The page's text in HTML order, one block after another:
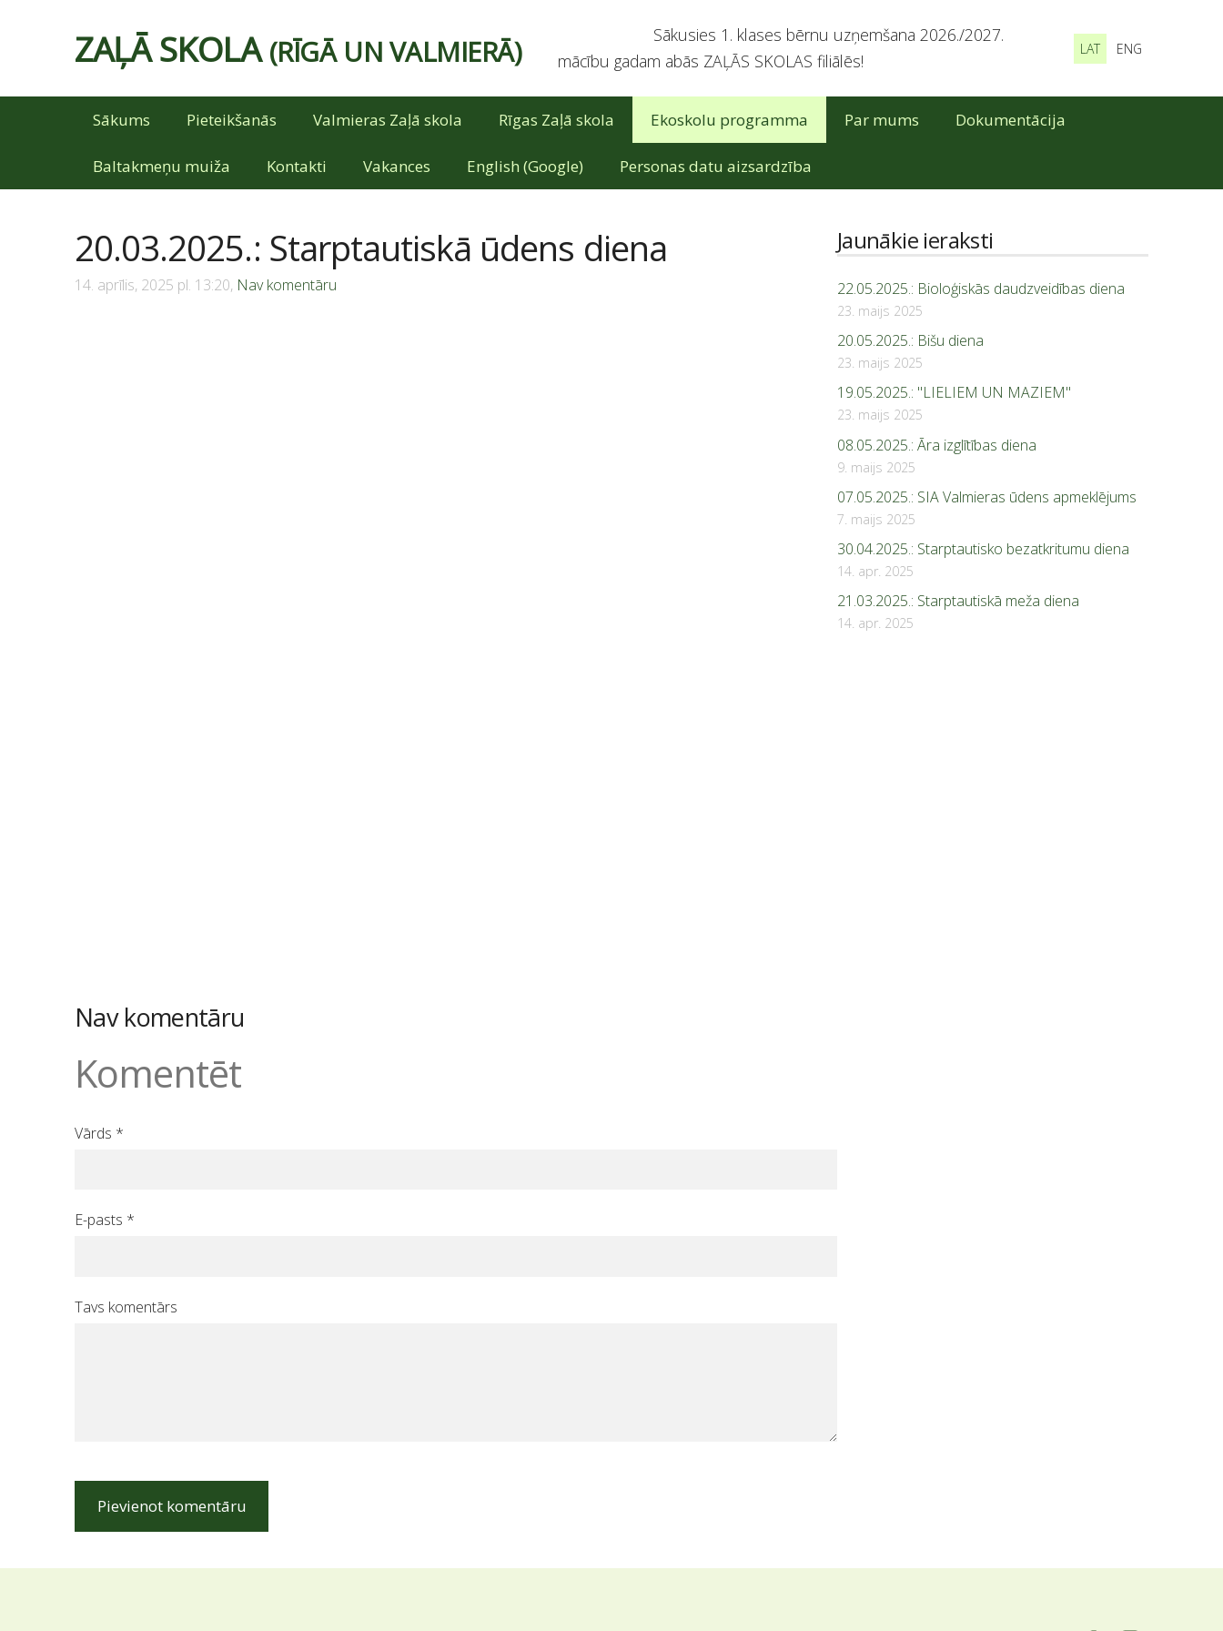
ZAĻĀ SKOLA(RĪGĀ UN VALMIERĀ)
Sākusies 1. klases bērnu uzņemšana 2026./2027.
mācību gadam abās ZAĻĀS SKOLAS filiālēs!
LAT ENG
Sākums Pieteikšanās Valmieras Zaļā skola Rīgas Zaļā skola Ekoskolu programma Par mums Dokumentācija
Baltakmeņu muiža Kontakti Vakances English (Google) Personas datu aizsardzība
Jaunākie ieraksti
22.05.2025.: Bioloģiskās daudzveidības diena
23. maijs 2025
20.05.2025.: Bišu diena
23. maijs 2025
19.05.2025.: "LIELIEM UN MAZIEM"
23. maijs 2025
08.05.2025.: Āra izglītības diena
9. maijs 2025
07.05.2025.: SIA Valmieras ūdens apmeklējums
7. maijs 2025
30.04.2025.: Starptautisko bezatkritumu diena
14. apr. 2025
21.03.2025.: Starptautiskā meža diena
14. apr. 2025
20.03.2025.: Starptautiskā ūdens diena
14. aprīlis, 2025 pl. 13:20, Nav komentāru
Nav komentāru
Komentēt
Vārds *
E-pasts *
Tavs komentārs